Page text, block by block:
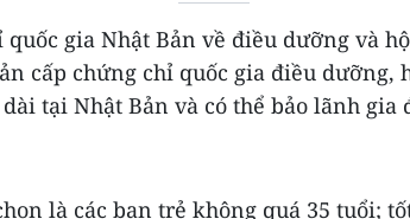
quốc gia Nhật Bản về điều dưỡng và
cấp chứng chỉ quốc gia điều dưỡng,
tại Nhật Bản và có thể bảo lãnh gia
là các bạn trẻ không quá 35 tuổi;